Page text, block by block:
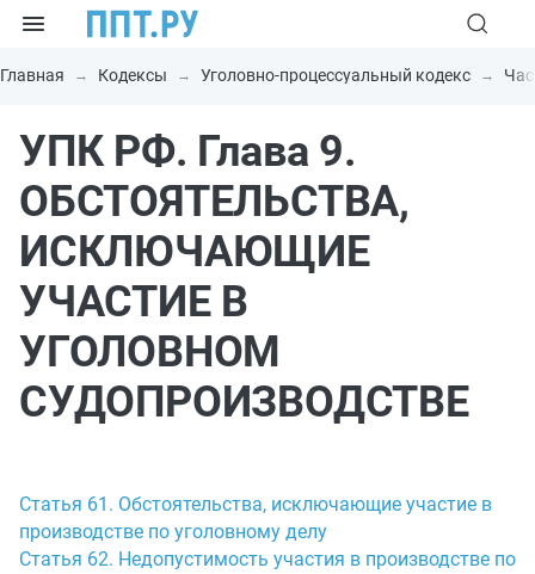
Главная Кодексы Уголовно-процессуальный кодекс
УПК РФ. Глава 9.
ОБСТОЯТЕЛЬСТВА,
ИСКЛЮЧАЮЩИЕ
УЧАСТИЕ В
УГОЛОВНОМ
СУДОПРОИЗВОДСТВЕ
Статья 61. Обстоятельства, исключающие участие в
производстве по уголовному делу
Статья 62. Недопустимость участия в производстве по